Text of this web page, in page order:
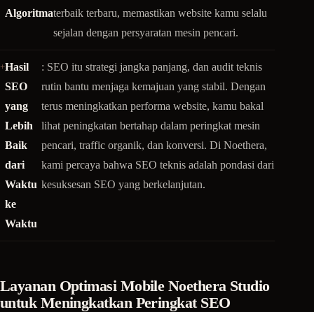
Algoritmaterbaik terbaru, memastikan website kamu selalu
sejalan dengan persyaratan mesin pencari.
Hasil
SEO
yang
Lebih
Baik
dari
Waktu
ke
Waktu
: SEO itu strategi jangka panjang, dan audit teknis
rutin bantu menjaga kemajuan yang stabil. Dengan
terus meningkatkan performa website, kamu bakal
lihat peningkatan bertahap dalam peringkat mesin
pencari, traffic organik, dan konversi. Di Noethera,
kami percaya bahwa SEO teknis adalah pondasi dari
kesuksesan SEO yang berkelanjutan.
Layanan Optimasi Mobile Noethera Studio
untuk Meningkatkan Peringkat SEO